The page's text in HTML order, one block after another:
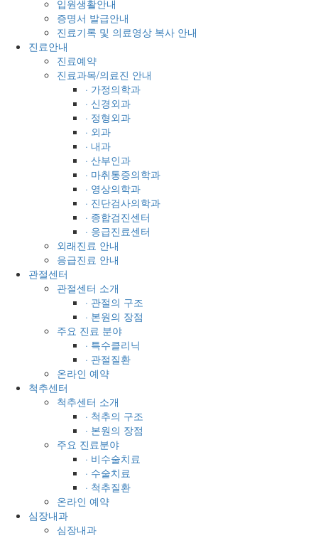
입원생활안내
증명서 발급안내
진료기록 및 의료영상 복사 안내
진료안내
진료예약
진료과목/의료진 안내
· 가정의학과
· 신경외과
· 정형외과
· 외과
· 내과
· 산부인과
· 마취통증의학과
· 영상의학과
· 진단검사의학과
· 종합검진센터
· 응급진료센터
외래진료 안내
응급진료 안내
관절센터
관절센터 소개
· 관절의 구조
· 본원의 장점
주요 진료 분야
· 특수클리닉
· 관절질환
온라인 예약
척추센터
척추센터 소개
· 척추의 구조
· 본원의 장점
주요 진료분야
· 비수술치료
· 수술치료
· 척추질환
온라인 예약
심장내과
심장내과